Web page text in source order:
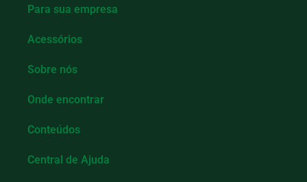
Para sua empresa
Acessórios
Sobre nós
Onde encontrar
Conteúdos
Central de Ajuda